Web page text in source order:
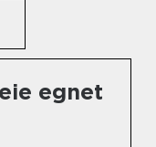
egnet